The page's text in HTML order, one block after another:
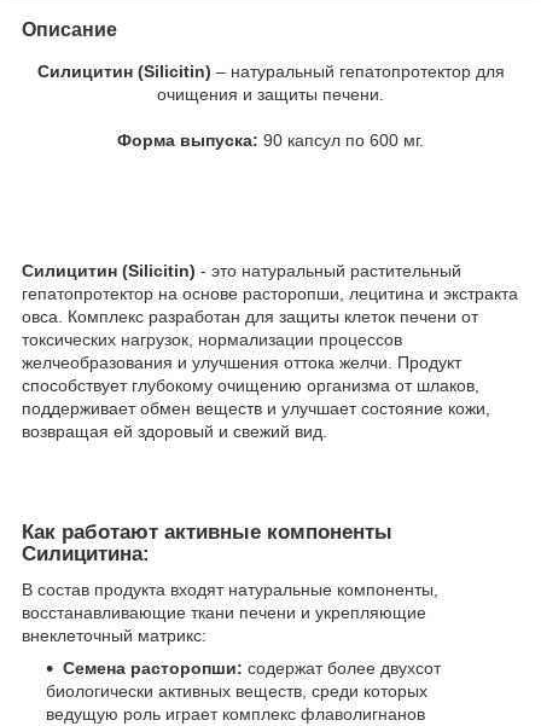
Описание
Силицитин (Silicitin) – натуральный гепатопротектор для
очищения и защиты печени.
Форма выпуска: 90 капсул по 600 мг.
Силицитин (Silicitin) - это натуральный растительный
гепатопротектор на основе расторопши, лецитина и экстракта
овса. Комплекс разработан для защиты клеток печени от
токсических нагрузок, нормализации процессов
желчеобразования и улучшения оттока желчи. Продукт
способствует глубокому очищению организма от шлаков,
поддерживает обмен веществ и улучшает состояние кожи,
возвращая ей здоровый и свежий вид.
Как работают активные компоненты
Силицитина:
В состав продукта входят натуральные компоненты,
восстанавливающие ткани печени и укрепляющие
внеклеточный матрикс:
Семена расторопши: содержат более двухсот
биологически активных веществ, среди которых
ведущую роль играет комплекс флаволигнанов